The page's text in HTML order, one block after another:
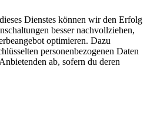
Dienstes können wir den Erfolg
besser nachvollziehen,
optimieren. Dazu
personenbezogenen Daten
ab, sofern du deren